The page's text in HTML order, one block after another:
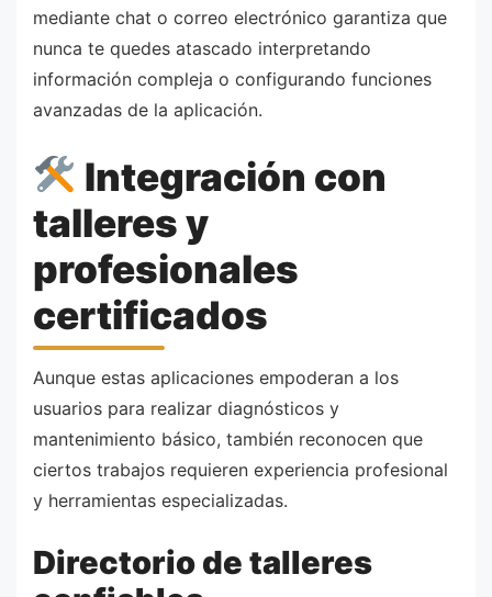
mediante chat o correo electrónico garantiza que
nunca te quedes atascado interpretando
información compleja o configurando funciones
avanzadas de la aplicación.
Integración con
talleres y
profesionales
certificados
Aunque estas aplicaciones empoderan a los
usuarios para realizar diagnósticos y
mantenimiento básico, también reconocen que
ciertos trabajos requieren experiencia profesional
y herramientas especializadas.
Directorio de talleres